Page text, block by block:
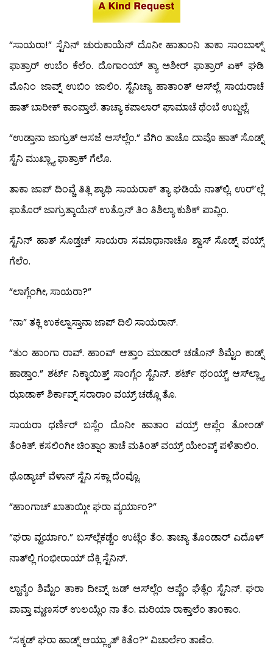
“ಸಾಯರಾ!” ಸ್ಟೆನಿನ್ ಚುರುಕಾಯೆನ್ ದೊನೀ ಹಾತಾಂನಿ ತಾಕಾ ಸಾಂಬಾಳ್ನ್
ಫಾತ್ರಾರ್ ಉಬೆಂ ಕೆಲೆಂ. ದೊಗಾಂಯ್ ತ್ಯಾ ಅಶೀರ್ ಫಾತ್ರಾರ್ ಏಕ್ ಘಡಿ
ಮೊನಿಂ ಜಾವ್ನ್ ಉಬಿಂ ಜಾಲಿಂ. ಸ್ಟೆನಿಚ್ಯಾ ಹಾತಾಂತ್ ಆಸ್‍ಲ್ಲೆ ಸಾಯರಾಚೆ
ಹಾತ್ ಬಾರೀಕ್ ಕಾಂಪ್ತಾಲೆ. ತಾಚ್ಯಾ ಕಪಾಲಾರ್ ಘಾಮಾಚೆ ಥೆಂಬೆ ಉಬ್ಜಲ್ಲೆ.
“ಉಡ್ತಾನಾ ಜಾಗ್ರುತ್ ಆಸಜೆ ಆಸ್‍ಲ್ಲೆಂ.” ವೆಗಿಂ ತಾಚೊ ದಾವೊ ಹಾತ್ ಸೊಡ್ನ್
ಸ್ಟೆನಿ ಮುಖ್ಲ್ಯಾ ಫಾತ್ರಾಕ್ ಗೆಲೊ.
ತಾಕಾ ಜಾಪ್ ದಿಂವ್ಚೆ ತಿತ್ಲಿ ಶ್ಯಾಥಿ ಸಾಯರಾಕ್ ತ್ಯಾ ಘಡಿಯೆ ನಾತ್‍ಲ್ಲಿ. ಉರ್’ಲ್ಲೆ
ಫಾತೊರ್ ಜಾಗ್ರುತ್ಕಾಯೆನ್ ಉತ್ರೊನ್ ತಿಂ ತಿಶಿಲ್ಯಾ ಕುಶಿಕ್ ಪಾವ್ಲಿಂ.
ಸ್ಟೆನಿನ್ ಹಾತ್ ಸೊಡ್ತಚ್ ಸಾಯರಾ ಸಮಾಧಾನಾಚೊ ಶ್ವಾಸ್ ಸೊಡ್ನ್ ಪಯ್ಸ್
ಗೆಲೆಂ.
“ಲಾಗ್ಲೆಂಗೀ, ಸಾಯರಾ?”
“ನಾ” ತಕ್ಲಿ ಉಕಲ್ನಾಸ್ತಾನಾ ಜಾಪ್ ದಿಲಿ ಸಾಯರಾನ್.
“ತುಂ ಹಾಂಗಾ ರಾವ್. ಹಾಂವ್ ಆತ್ತಾಂ ಮಾಡಾರ್ ಚಡೊನ್ ಶಿಮ್ಟೆಂ ಕಾಡ್ನ್
ಹಾಡ್ತಾಂ.” ಶರ್ಟ್ ನಿಕ್ಳಾಯಿತ್ತ್ ಸಾಂಗ್ಲೆಂ ಸ್ಟೆನಿನ್. ಶರ್ಟ್ ಥಂಯ್ಚ್ ಆಸ್‍ಲ್ಲ್ಯಾ
ಝಾಡಾಕ್ ಶಿರ್ಕಾವ್ನ್ ಸರಾರಾಂ ವಯ್ರ್ ಚಡ್ಲೊ ತೊ.
ಸಾಯರಾ ಧರ್ಣಿರ್ ಬಸ್ಲೆಂ ದೊನೀ ಹಾತಾಂ ವಯ್ರ್ ಆಪ್ಲೆಂ ತೋಂಡ್
ತೆಂಕಿತ್. ಕಸಲಿಂಗೀ ಚಿಂತ್ನಾಂ ತಾಚೆ ಮತಿಂತ್ ವಯ್ರ್ ಯೇಂವ್ಕ್ ಪಳೆತಾಲಿಂ.
ಥೊಡ್ಯಾಚ್ ವೆಳಾನ್ ಸ್ಟೆನಿ ಸಕ್ಲಾ ದೆಂವ್ಲೊ.
“ಹಾಂಗಾಚ್ ಖಾತಾಯ್ಗೀ ಘರಾ ವ್ಯರ್ಯಾಂ?”
“ಘರಾ ವ್ಹರ್ಯಾಂ.” ಬಸ್‍ಲ್ಲೆಕಡ್ಚೆಂ ಉಟ್ಲೆಂ ತೆಂ. ತಾಚ್ಯಾ ತೊಂಡಾರ್ ಎದೊಳ್
ನಾತ್‍ಲ್ಲಿ ಗಂಭೀರಾಯ್ ದೆಕ್ಲಿ ಸ್ಟೆನಿನ್.
ಲ್ಹಾನ್ಶೆಂ ಶಿಮ್ಟೆಂ ತಾಕಾ ದೀವ್ನ್ ಜಡ್ ಆಸ್‍ಲ್ಲೆಂ ಆಪ್ಣೆಂ ಘೆತ್ಲೆಂ ಸ್ಟೆನಿನ್. ಘರಾ
ಪಾವ್ತಾ ಮ್ಹಣಸರ್ ಉಲಯ್ಲೆಂ ನಾ ತೆಂ. ಮರಿಯಾ ರಾಕ್ತಾಲೆಂ ತಾಂಕಾಂ.
“ಸಕ್ಕಡ್ ಘರಾ ಹಾಡ್ನ್ ಆಯ್ಲ್ಯಾತ್ ಕಿತೆಂ?” ವಿಚಾರ್ಲೆಂ ತಾಣೆಂ.